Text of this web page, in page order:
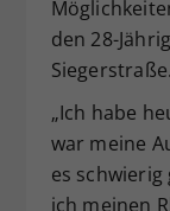
den 28-
Siegerstraße.
„Ich habe
war meine
es
ich meinen